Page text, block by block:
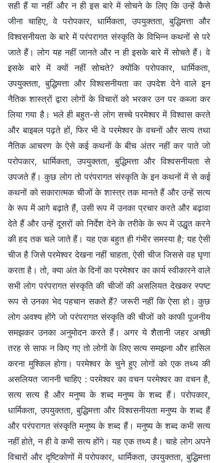
सही हैं या नहीं और न ही इस बारे में सोचने के लिए कि उन्हें कैसे
जीना चाहिए, वे परोपकार, धार्मिकता, उपयुक्तता, बुद्धिमत्ता और
विश्वसनीयता के बारे में परंपरागत संस्कृति के विभिन्न कथनों से परे
जाते हैं। लोग यह नहीं जानते और न ही इसके बारे में सोचते हैं। वे
इसके बारे में क्यों नहीं सोचते? क्योंकि परोपकार, धार्मिकता,
उपयुक्तता, बुद्धिमत्ता और विश्वसनीयता का उपदेश देने वाले इन
नैतिक शास्त्रों द्वारा लोगों के विचारों को भरकर उन पर कब्जा कर
लिया गया है। भले ही बहुत-से लोग सच्चे परमेश्वर में विश्वास करते
और बाइबल पढ़ते हों, फिर भी वे परमेश्वर के वचनों और सत्य तथा
नैतिक आचरण के ऐसे कई कथनों के बीच अंतर नहीं कर पाते जो
परोपकार, धार्मिकता, उपयुक्तता, बुद्धिमत्ता और विश्वसनीयता से
उपजते हैं। कुछ लोग तो परंपरागत संस्कृति के इन कथनों में से कई
कथनों को सकारात्मक चीजों के शास्त्र तक मानते हैं और उन्हें सत्य
के रूप में आगे बढ़ाते हैं, उसी रूप में उनका प्रचार करते और बढ़ावा
देते हैं और उन्हें दूसरों को निर्देश देने के तरीके के रूप में उद्धृत करने
की हद तक चले जाते हैं। यह एक बहुत ही गंभीर समस्या है; यह ऐसी
चीज है जिसे परमेश्वर देखना नहीं चाहता, ऐसी चीज जिससे वह घृणा
करता है। तो, क्या अंत के दिनों का परमेश्वर का कार्य स्वीकारने वाले
सभी लोग परंपरागत संस्कृति की चीजों की असलियत देखकर स्पष्ट
रूप से उनका भेद पहचान सकते हैं? जरूरी नहीं कि ऐसा हो। कुछ
लोग अवश्य होंगे जो परंपरागत संस्कृति की चीजों को काफी पूजनीय
समझकर उनका अनुमोदन करते हैं। अगर ये शैतानी जहर अच्छी
तरह से साफ न किए गए तो लोगों के लिए सत्य समझना और हासिल
करना मुश्किल होगा। परमेश्वर के चुने हुए लोगों को एक तथ्य की
असलियत जाननी चाहिए : परमेश्वर का वचन परमेश्वर का वचन है,
सत्य सत्य है और मनुष्य के शब्द मनुष्य के शब्द हैं। परोपकार,
धार्मिकता, उपयुक्तता, बुद्धिमत्ता और विश्वसनीयता मनुष्य के शब्द हैं
और परंपरागत संस्कृति मनुष्य के शब्द हैं। मनुष्य के शब्द कभी सत्य
नहीं होते, न ही वे कभी सत्य होंगे। यह एक तथ्य है। चाहे लोग अपने
विचारों और दृष्टिकोणों में परोपकार, धार्मिकता, उपयुक्तता, बुद्धिमत्ता